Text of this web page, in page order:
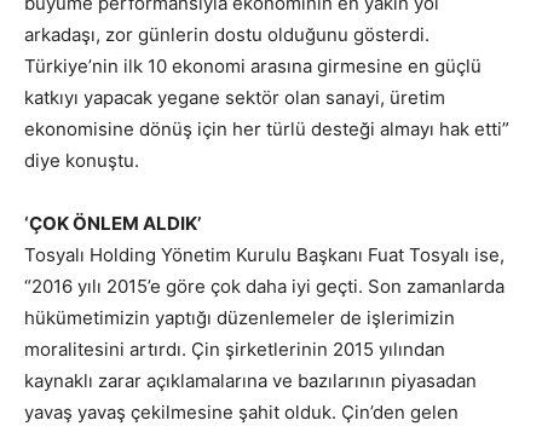
arkadaşı, zor günlerin dostu olduğunu gösterdi.
Türkiye’nin ilk 10 ekonomi arasına girmesine en güçlü
katkıyı yapacak yegane sektör olan sanayi, üretim
ekonomisine dönüş için her türlü desteği almayı hak etti”
diye konuştu.
‘ÇOK ÖNLEM ALDIK’
Tosyalı Holding Yönetim Kurulu Başkanı Fuat Tosyalı ise,
“2016 yılı 2015’e göre çok daha iyi geçti. Son zamanlarda
hükümetimizin yaptığı düzenlemeler de işlerimizin
moralitesini artırdı. Çin şirketlerinin 2015 yılından
kaynaklı zarar açıklamalarına ve bazılarının piyasadan
yavaş yavaş çekilmesine şahit olduk. Çin’den gelen